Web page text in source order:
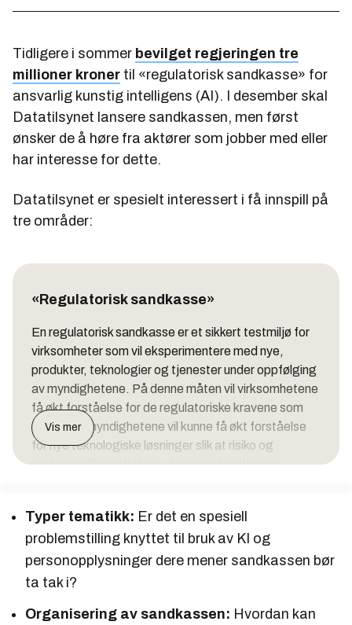
Tidligere i sommer bevilget regjeringen tre
millioner kroner til «regulatorisk sandkasse» for
ansvarlig kunstig intelligens (AI). I desember skal
Datatilsynet lansere sandkassen, men først
ønsker de å høre fra aktører som jobber med eller
har interesse for dette.
Datatilsynet er spesielt interessert i få innspill på
tre områder:
«Regulatorisk sandkasse»
En regulatorisk sandkasse er et sikkert testmiljø for
virksomheter som vil eksperimentere med nye,
produkter, teknologier og tjenester under oppfølging
av myndighetene. På denne måten vil virksomhetene
få økt forståelse for de regulatoriske kravene som
stilles, og myndighetene vil kunne få økt forståelse
for nye teknologiske løsninger slik at risiko og
problemstillinger lettere vil kunne identifiseres.
Vis mer
Typer tematikk: Er det en spesiell
problemstilling knyttet til bruk av KI og
personopplysninger dere mener sandkassen bør
ta tak i?
Organisering av sandkassen: Hvordan kan